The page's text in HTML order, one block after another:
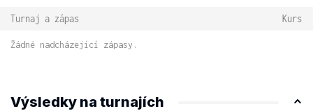
Turnaj a zápas Kurs
Žádné nadcházející zápasy.
Výsledky na turnajích